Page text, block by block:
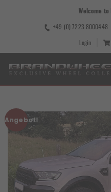
Welcome to
+49 (0) 7223 8000448
Login
Angebot!